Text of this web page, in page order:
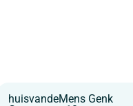
huisvandeMens Genk